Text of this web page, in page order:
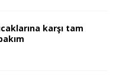
karşı tam